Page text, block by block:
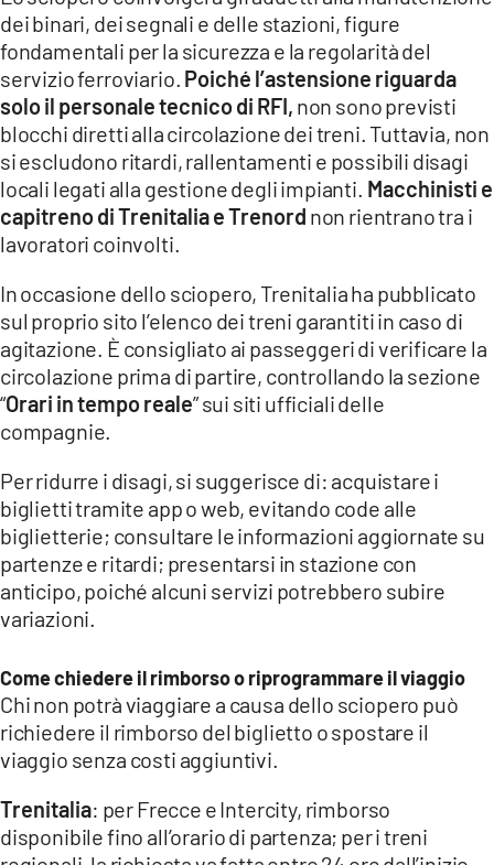
dei binari, dei segnali e delle stazioni, figure
fondamentali per la sicurezza e la regolarità del
servizio ferroviario. Poiché l’astensione riguarda
solo il personale tecnico di RFI, non sono previsti
blocchi diretti alla circolazione dei treni. Tuttavia, non
si escludono ritardi, rallentamenti e possibili disagi
locali legati alla gestione degli impianti. Macchinisti e
capitreno di Trenitalia e Trenord non rientrano tra i
lavoratori coinvolti.
In occasione dello sciopero, Trenitalia ha pubblicato
sul proprio sito l’elenco dei treni garantiti in caso di
agitazione. È consigliato ai passeggeri di verificare la
circolazione prima di partire, controllando la sezione
“Orari in tempo reale” sui siti ufficiali delle
compagnie.
Per ridurre i disagi, si suggerisce di: acquistare i
biglietti tramite app o web, evitando code alle
biglietterie; consultare le informazioni aggiornate su
partenze e ritardi; presentarsi in stazione con
anticipo, poiché alcuni servizi potrebbero subire
variazioni.
Come chiedere il rimborso o riprogrammare il viaggio
Chi non potrà viaggiare a causa dello sciopero può
richiedere il rimborso del biglietto o spostare il
viaggio senza costi aggiuntivi.
Trenitalia: per Frecce e Intercity, rimborso
disponibile fino all’orario di partenza; per i treni